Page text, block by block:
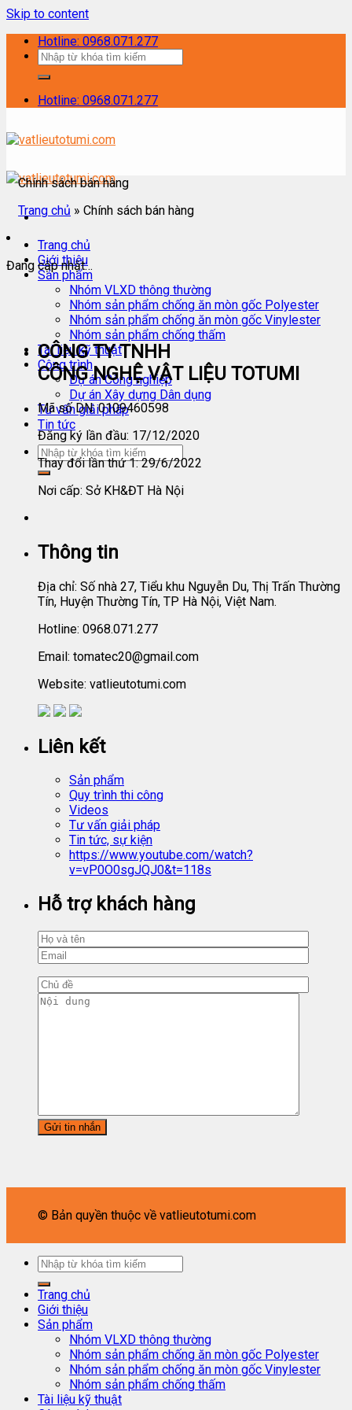
Skip to content
Hotline: 0968.071.277
Hotline: 0968.071.277
Trang chủ
Giới thiệu
Sản phẩm
Nhóm VLXD thông thường
Nhóm sản phẩm chống ăn mòn gốc Polyester
Nhóm sản phẩm chống ăn mòn gốc Vinylester
Nhóm sản phẩm chống thấm
Tài liệu kỹ thuật
Công trình
Dự án Công nghiệp
Dự án Xây dựng Dân dụng
Tư vấn giải pháp
Tin tức
Chính sách bán hàng
Trang chủ » Chính sách bán hàng
Đang cập nhật…
CÔNG TY TNHH
CÔNG NGHỆ VẬT LIỆU TOTUMI
Mã số DN: 0109460598
Đăng ký lần đầu: 17/12/2020
Thay đổi lần thứ 1: 29/6/2022
Nơi cấp: Sở KH&ĐT Hà Nội
Thông tin
Địa chỉ: Số nhà 27, Tiểu khu Nguyễn Du, Thị Trấn Thường
Tín, Huyện Thường Tín, TP Hà Nội, Việt Nam.
Hotline: 0968.071.277
Email: tomatec20@gmail.com
Website: vatlieutotumi.com
Liên kết
Sản phẩm
Quy trình thi công
Videos
Tư vấn giải pháp
Tin tức, sự kiện
https://www.youtube.com/watch?
v=vP0O0sgJQJ0&t=118s
Hỗ trợ khách hàng
© Bản quyền thuộc về vatlieutotumi.com
Trang chủ
Giới thiệu
Sản phẩm
Nhóm VLXD thông thường
Nhóm sản phẩm chống ăn mòn gốc Polyester
Nhóm sản phẩm chống ăn mòn gốc Vinylester
Nhóm sản phẩm chống thấm
Tài liệu kỹ thuật